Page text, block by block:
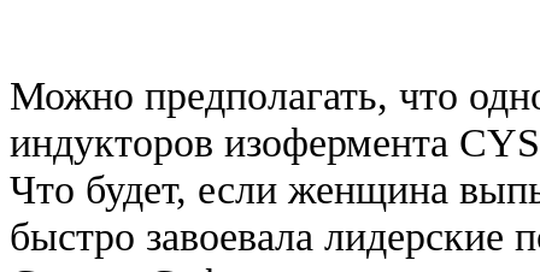
Можно предполагать, что
индукторов изофермента
Что будет, если женщина
быстро завоевала